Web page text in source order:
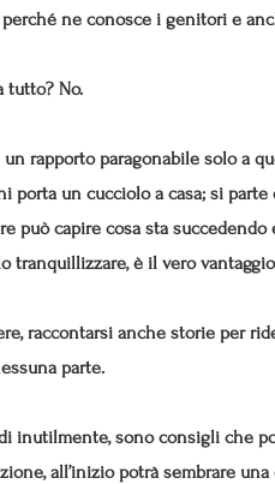
ne conosce i genitori e
tutto? No.
rapporto paragonabile solo a
porta un cucciolo a casa; si
può capire cosa sta succedendo
tranquillizzare, è il vero
raccontarsi anche storie per
parte.
inutilmente, sono consigli che
all’inizio potrà sembrare una